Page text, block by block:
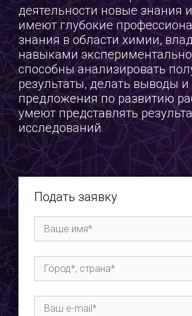
деятельности новые знания
имеют глубокие
знания в области химии,
навыками
способны анализировать
результаты, делать выводы и
предложения по развитию
умеют представлять
исследований
Подать заявку